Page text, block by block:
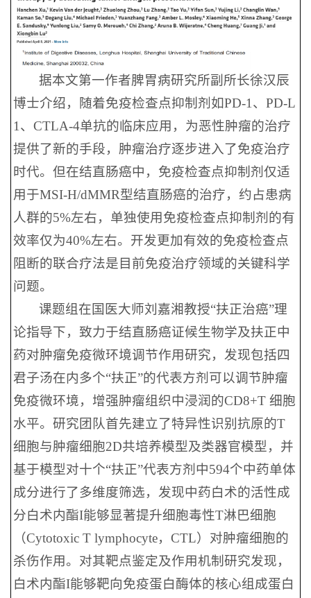
据本文第一作者脾胃病研究所副所长徐汉辰
博士介绍，随着免疫检查点抑制剂如PD-1、PD-L
1、CTLA-4单抗的临床应用，为恶性肿瘤的治疗
提供了新的手段，肿瘤治疗逐步进入了免疫治疗
时代。但在结直肠癌中，免疫检查点抑制剂仅适
用于MSI-H/dMMR型结直肠癌的治疗，约占患病
人群的5%左右，单独使用免疫检查点抑制剂的有
效率仅为40%左右。开发更加有效的免疫检查点
阻断的联合疗法是目前免疫治疗领域的关键科学
问题。
课题组在国医大师刘嘉湘教授“扶正治癌”理
论指导下，致力于结直肠癌证候生物学及扶正中
药对肿瘤免疫微环境调节作用研究，发现包括四
君子汤在内多个“扶正”的代表方剂可以调节肿瘤
免疫微环境，增强肿瘤组织中浸润的CD8+T 细胞
水平。研究团队首先建立了特异性识别抗原的T
细胞与肿瘤细胞2D共培养模型及类器官模型，并
基于模型对十个“扶正”代表方剂中594个中药单体
成分进行了多维度筛选，发现中药白术的活性成
分白术内酯I能够显著提升细胞毒性T淋巴细胞
（Cytotoxic T lymphocyte，CTL）对肿瘤细胞的
杀伤作用。对其靶点鉴定及作用机制研究发现，
白术内酯I能够靶向免疫蛋白酶体的核心组成蛋白